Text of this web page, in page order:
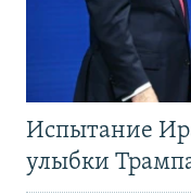
Испытание
улыбки